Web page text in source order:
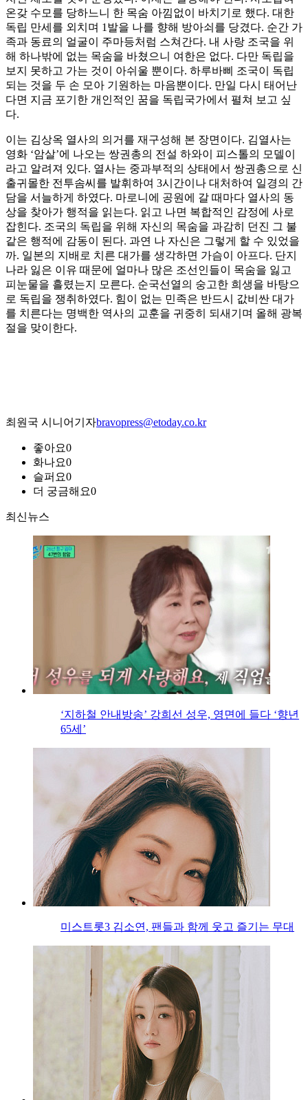
온갖 수모를 당하느니 한 목숨 아낌없이 바치기로 했다. 대한
독립 만세를 외치며 1발을 나를 향해 방아쇠를 당겼다. 순간 가
족과 동료의 얼굴이 주마등처럼 스쳐간다. 내 사랑 조국을 위
해 하나밖에 없는 목숨을 바쳤으니 여한은 없다. 다만 독립을
보지 못하고 가는 것이 아쉬울 뿐이다. 하루바삐 조국이 독립
되는 것을 두 손 모아 기원하는 마음뿐이다. 만일 다시 태어난
다면 지금 포기한 개인적인 꿈을 독립국가에서 펼쳐 보고 싶
다.
이는 김상옥 열사의 의거를 재구성해 본 장면이다. 김열사는
영화 ‘암살’에 나오는 쌍권총의 전설 하와이 피스톨의 모델이
라고 알려져 있다. 열사는 중과부적의 상태에서 쌍권총으로 신
출귀몰한 전투솜씨를 발휘하여 3시간이나 대처하여 일경의 간
담을 서늘하게 하였다. 마로니에 공원에 갈 때마다 열사의 동
상을 찾아가 행적을 읽는다. 읽고 나면 복합적인 감정에 사로
잡힌다. 조국의 독립을 위해 자신의 목숨을 과감히 던진 그 불
같은 행적에 감동이 된다. 과연 나 자신은 그렇게 할 수 있었을
까. 일본의 지배로 치른 대가를 생각하면 가슴이 아프다. 단지
나라 잃은 이유 때문에 얼마나 많은 조선인들이 목숨을 잃고
피눈물을 흘렸는지 모른다. 순국선열의 숭고한 희생을 바탕으
로 독립을 쟁취하였다. 힘이 없는 민족은 반드시 값비싼 대가
를 치른다는 명백한 역사의 교훈을 귀중히 되새기며 올해 광복
절을 맞이한다.
최원국 시니어기자bravopress@etoday.co.kr
좋아요0
화나요0
슬퍼요0
더 궁금해요0
최신뉴스
‘지하철 안내방송’ 강희선 성우, 영면에 들다 ‘향년
65세’
미스트롯3 김소연, 팬들과 함께 웃고 즐기는 무대